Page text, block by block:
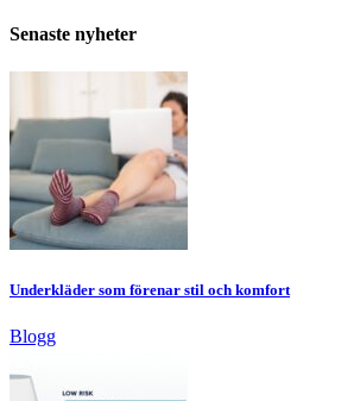
Senaste nyheter
Underkläder som förenar stil och komfort
Blogg